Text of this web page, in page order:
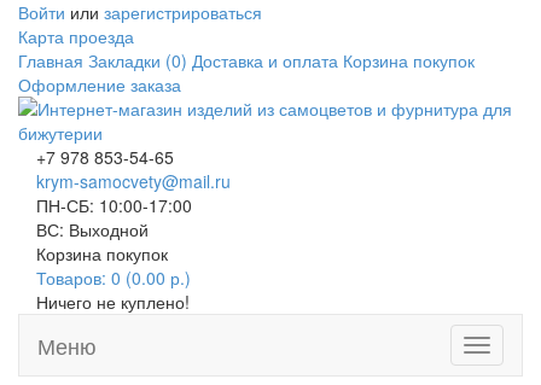
Войти или зарегистрироваться
Карта проезда
Главная Закладки (0) Доставка и оплата Корзина покупок
Оформление заказа
+7 978 853-54-65
krym-samocvety@mail.ru
ПН-СБ: 10:00-17:00
ВС: Выходной
Корзина покупок
Товаров: 0 (0.00 р.)
Ничего не куплено!
Toggle
Меню